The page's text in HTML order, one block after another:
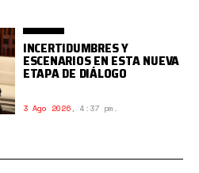
INCERTIDUMBRES Y
ESCENARIOS EN ESTA NUEVA
ETAPA DE DIÁLOGO
3 Ago 2026, 4:37 pm.